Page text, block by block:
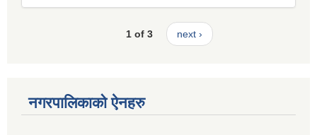
1 of 3 next ›
नगरपालिकाको ऐनहरु